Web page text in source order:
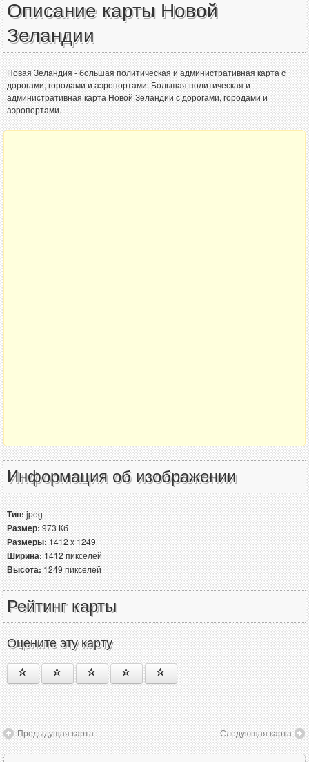
Описание карты Новой
Зеландии
Новая Зеландия - большая политическая и административная карта с
дорогами, городами и аэропортами. Большая политическая и
административная карта Новой Зеландии с дорогами, городами и
аэропортами.
Информация об изображении
Тип:jpeg
Размер:973 Кб
Размеры:1412 x 1249
Ширина:1412 пикселей
Высота:1249 пикселей
Рейтинг карты
Оцените эту карту
Предыдущая карта Следующая карта